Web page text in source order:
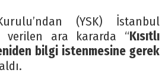
(YSK) İstanbul
verilen ara kararda “Kısıtlı
bilgi istenmesine gerek